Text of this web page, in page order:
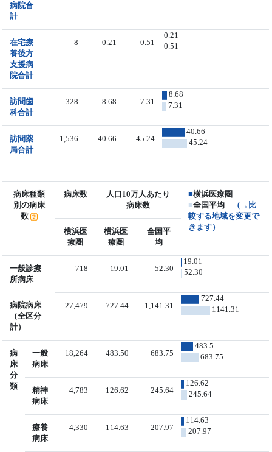
病院合
計
在宅療
養後方
支援病
院合計
8 0.21 0.51
0.21
0.51
訪問歯
科合計
328 8.68 7.31
8.68
7.31
訪問薬
局合計
1,536 40.66 45.24
40.66
45.24
病床種類
別の病床
数
病床数
人口10万人あたり
病床数
■横浜医療圏
■全国平均
（→比
較する地域を変更で
きます）
横浜医
療圏
横浜医
療圏
全国平
均
一般診療
所病床
718 19.01 52.30
19.01
52.30
病院病床
（全区分
計）
27,479 727.44 1,141.31
727.44
1141.31
病
床
分
類
一般
病床
18,264 483.50 683.75
483.5
683.75
精神
病床
4,783 126.62 245.64
126.62
245.64
療養
病床
4,330 114.63 207.97
114.63
207.97